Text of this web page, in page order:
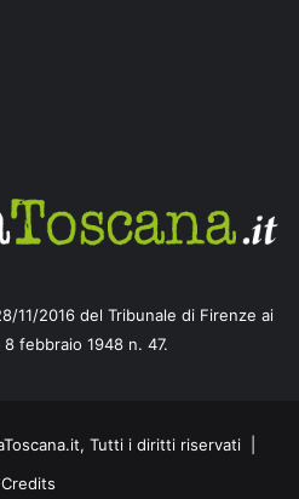
11/2016 del Tribunale di Firenze ai
febbraio 1948 n. 47.
Tutti i diritti riservati |
Credits